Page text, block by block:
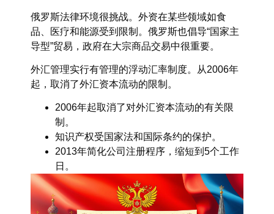
俄罗斯法律环境很挑战。外资在某些领域如食
品、医疗和能源受到限制。俄罗斯也倡导“国家主
导型”贸易，政府在大宗商品交易中很重要。
外汇管理实行有管理的浮动汇率制度。从2006年
起，取消了外汇资本流动的限制。
2006年起取消了对外汇资本流动的有关限
制。
知识产权受国家法和国际条约的保护。
2013年简化公司注册程序，缩短到5个工作
日。